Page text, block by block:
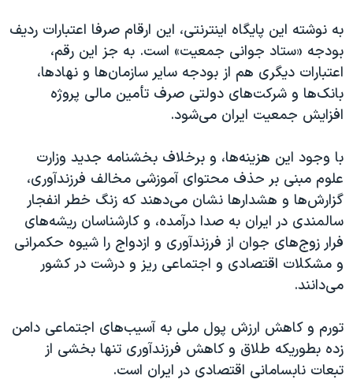
به نوشته این پایگاه اینترنتی، این ارقام صرفا اعتبارات ردیف
بودجه «ستاد جوانی جمعیت» است. به جز این رقم،
اعتبارات دیگری هم از بودجه سایر سازمان‌ها و نهادها،
بانک‌ها و شرکت‌های دولتی صرف تأمین مالی پروژه
افزایش جمعیت ایران می‌شود.
با وجود این هزینه‌ها، و برخلاف بخشنامه جدید وزارت
علوم مبنی بر حذف محتوای آموزشی مخالف فرزندآوری،
گزارش‌ها و هشدارها نشان می‌دهند که زنگ خطر انفجار
سالمندی در ایران به صدا درآمده، و کارشناسان ریشه‌های
فرار زوج‌های جوان از فرزند‌آوری و ازدواج را شیوه حکمرانی
و مشکلات اقتصادی و اجتماعی ریز و درشت در کشور
می‌دانند.
تورم و كاهش ارزش پول ملی به آسيب‌های اجتماعی دامن
زده بطوریکه طلاق و کاهش فرزند‌آوری تنها بخشی از
تبعات نابسامانی اقتصادی در ایران است.